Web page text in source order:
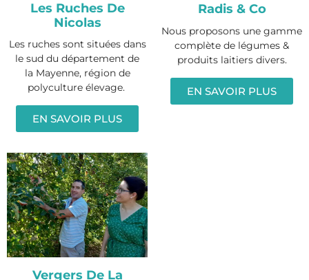
Les Ruches De
Nicolas
Les ruches sont situées dans
le sud du département de
la Mayenne, région de
polyculture élevage.
EN SAVOIR PLUS
Radis & Co
Nous proposons une gamme
complète de légumes &
produits laitiers divers.
EN SAVOIR PLUS
Vergers De La